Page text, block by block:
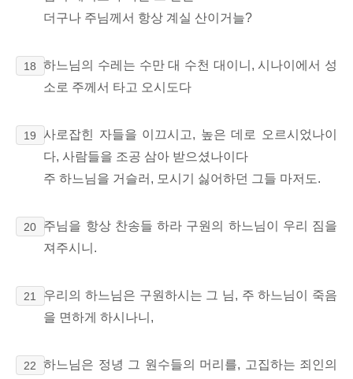
더구나 주님께서 항상 계실 산이거늘?
18
하느님의 수레는 수만 대 수천 대이니, 시나이에서 성
소로 주께서 타고 오시도다
19
사로잡힌 자들을 이끄시고, 높은 데로 오르시었나이
다, 사람들을 조공 삼아 받으셨나이다
주 하느님을 거슬러, 모시기 싫어하던 그들 마저도.
20
주님을 항상 찬송들 하라 구원의 하느님이 우리 짐을
져주시니.
21
우리의 하느님은 구원하시는 그 님, 주 하느님이 죽음
을 면하게 하시나니,
22
하느님은 정녕 그 원수들의 머리를, 고집하는 죄인의